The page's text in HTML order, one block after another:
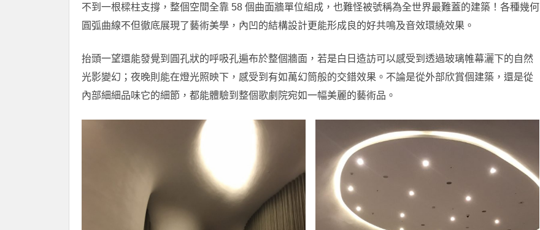
不到一根樑柱支撐，整個空間全靠 58 個曲面牆單位組成，也難怪被號稱為全世界最難蓋的建築！各種幾何
圓弧曲線不但徹底展現了藝術美學，內凹的結構設計更能形成良的好共鳴及音效環繞效果。
抬頭一望還能發覺到圓孔狀的呼吸孔遍布於整個牆面，若是白日造訪可以感受到透過玻璃帷幕灑下的自然
光影變幻；夜晚則能在燈光照映下，感受到有如萬幻筒般的交錯效果。不論是從外部欣賞個建築，還是從
內部細細品味它的細節，都能體驗到整個歌劇院宛如一幅美麗的藝術品。